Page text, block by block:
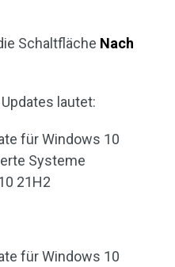
Schaltfläche Nach
lautet:
für Windows 10
Systeme
21H2
für Windows 10